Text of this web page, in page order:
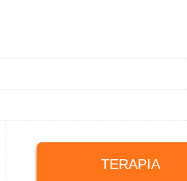
TERAPIA